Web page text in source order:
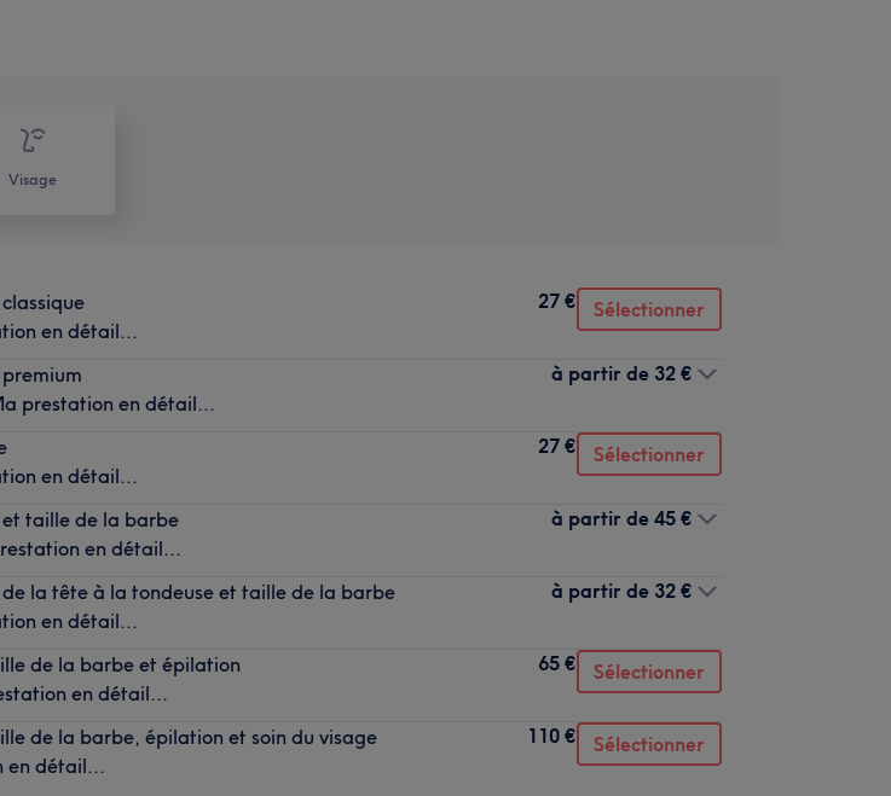
Visage
en détail...
27 € Sélectionner
prestation en détail...
à partir de 32 €
en détail...
27 € Sélectionner
taille de la barbe
en détail...
à partir de 45 €
la tête à la tondeuse et taille de la barbe
en détail...
à partir de 32 €
de la barbe et épilation
en détail...
65 € Sélectionner
de la barbe, épilation et soin du visage
en détail...
110 € Sélectionner